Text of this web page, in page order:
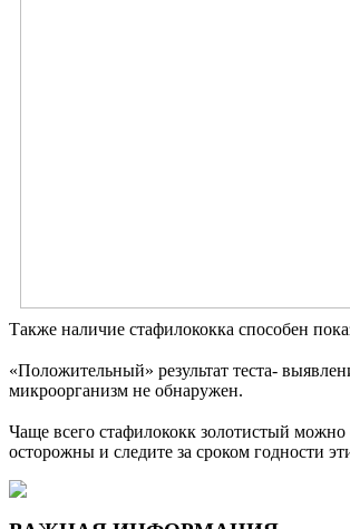
Также наличие стафилококка способен
«Положительный» результат теста-
микроорганизм не обнаружен.
Чаще всего стафилококк золотистый
осторожны и следите за сроком годности